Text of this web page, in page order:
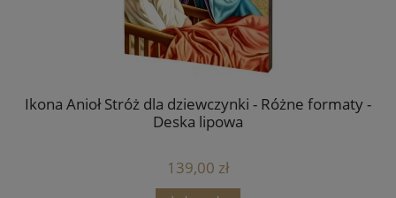
Ikona Anioł Stróż dla dziewczynki - Różne formaty -
Deska lipowa
139,00 zł